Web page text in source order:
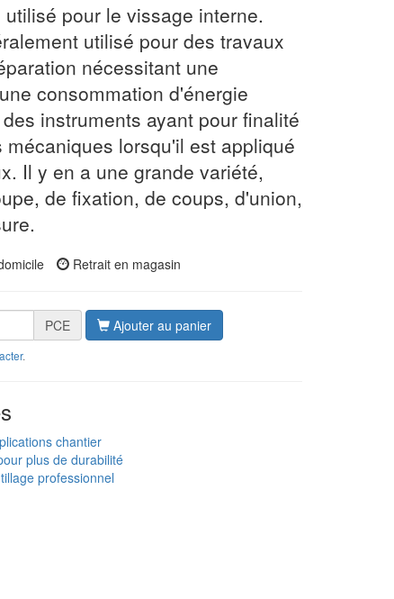
pour le vissage interne.
utilisé pour des travaux
nécessitant une
consommation d'énergie
instruments ayant pour finalité
lorsqu'il est appliqué
Il y en a une grande variété,
de fixation, de coups, d'union,
Retrait en magasin
PCE Ajouter au panier
.
chantier
plus de durabilité
professionnel